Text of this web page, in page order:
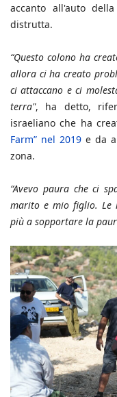
accanto all'auto
distrutta.
“Questo colono ha
allora ci ha creato
ci attaccano e ci
terra", ha detto,
israeliano che ha
Farm” nel 2019e da
zona.
“Avevo paura che ci
marito e mio figlio. Le
più a sopportare la